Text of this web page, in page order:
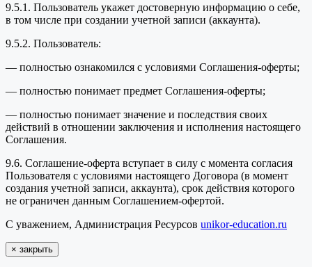
9.5.1. Пользователь укажет достоверную информацию о себе,
в том числе при создании учетной записи (аккаунта).
9.5.2. Пользователь:
— полностью ознакомился с условиями Соглашения-оферты;
— полностью понимает предмет Соглашения-оферты;
— полностью понимает значение и последствия своих
действий в отношении заключения и исполнения настоящего
Соглашения.
9.6. Соглашение-оферта вступает в силу с момента согласия
Пользователя с условиями настоящего Договора (в момент
создания учетной записи, аккаунта), срок действия которого
не ограничен данным Соглашением-офертой.
С уважением, Администрация Ресурсов unikor-education.ru
× закрыть